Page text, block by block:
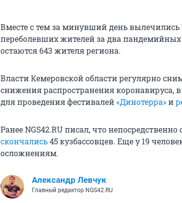
Вместе с тем за минувший день вылечились
переболевших жителей за два пандемийных
остаются 643 жителя региона.
Власти Кемеровской области регулярно
снижения распространения коронавируса,
для проведения фестивалей«Динотерра»и
Ранее NGS42.RU писал, что
скончались45 кузбассовцев. Еще у 19
осложнениям.
Александр Левчук
Главный редактор NGS42.RU